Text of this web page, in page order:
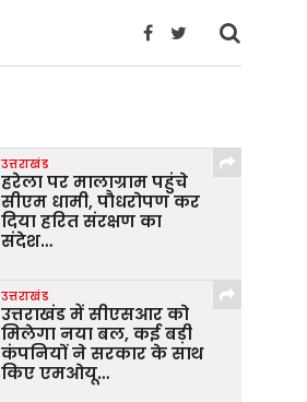
उत्तराखंड
हरेला पर मालाग्राम पहुंचे
सीएम धामी, पौधरोपण कर
दिया हरित संरक्षण का
संदेश…
उत्तराखंड
उत्तराखंड में सीएसआर को
मिलेगा नया बल, कई बड़ी
कंपनियों ने सरकार के साथ
किए एमओयू…